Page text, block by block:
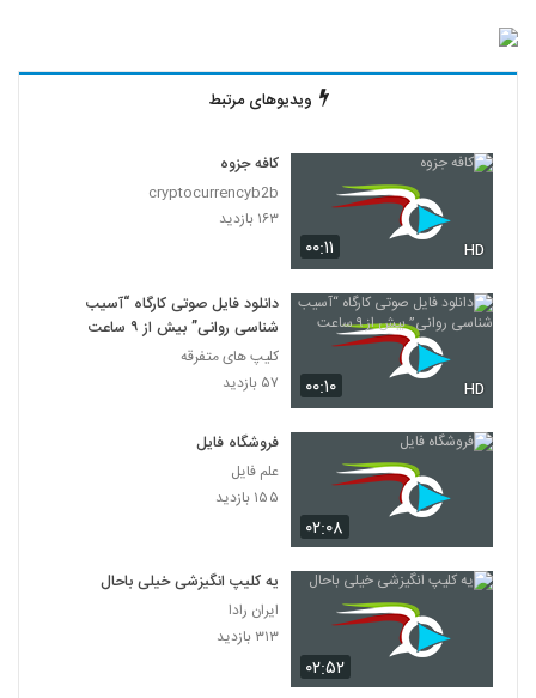
ویدیوهای مرتبط
۰۰:۱۱ HD
کافه جزوه
cryptocurrencyb2b
۱۶۳ بازدید
۰۰:۱۰ HD
دانلود فایل صوتی کارگاه “آسیب
شناسی روانی” بیش از ۹ ساعت
کلیپ های متفرقه
۵۷ بازدید
۰۲:۰۸
فروشگاه فایل
علم فایل
۱۵۵ بازدید
۰۲:۵۲
یه کلیپ انگیزشی خیلی باحال
ایران رادا
۳۱۳ بازدید